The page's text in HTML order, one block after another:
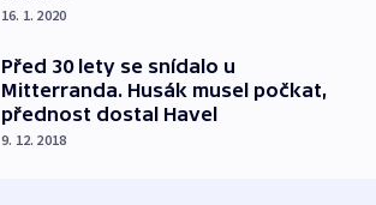
16. 1. 2020
Před 30 lety se snídalo u
Mitterranda. Husák musel počkat,
přednost dostal Havel
9. 12. 2018